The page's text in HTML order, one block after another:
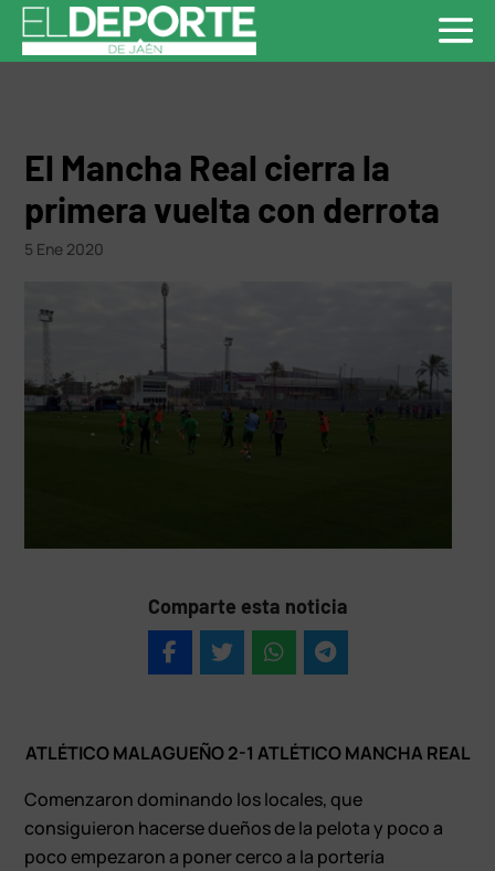
El Mancha Real cierra la
primera vuelta con derrota
5 Ene 2020
Comparte esta noticia
ATLÉTICO MALAGUEÑO 2-1 ATLÉTICO MANCHA REAL
Comenzaron dominando los locales, que
consiguieron hacerse dueños de la pelota y poco a
poco empezaron a poner cerco a la portería